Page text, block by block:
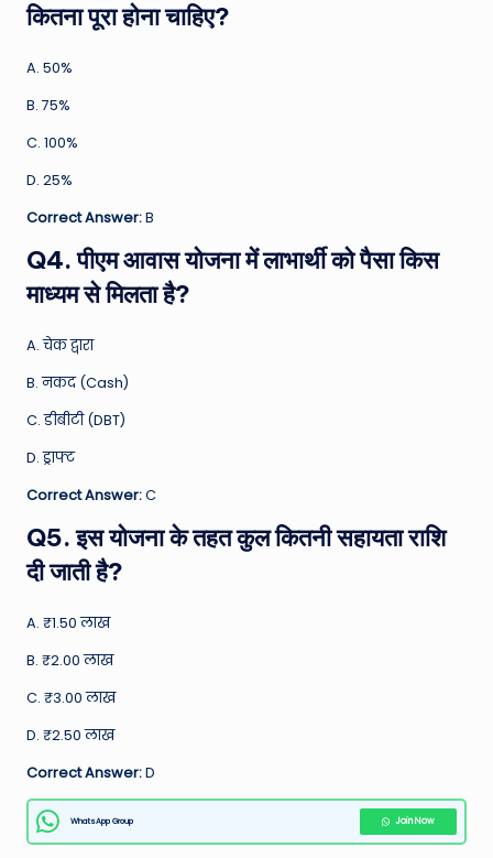
कितना पूरा होना चाहिए?
A. 50%
B. 75%
C. 100%
D. 25%
Correct Answer:B
Q4. पीएम आवास योजना में लाभार्थी को पैसा किस
माध्यम से मिलता है?
A. चेक द्वारा
B. नकद (Cash)
C. डीबीटी (DBT)
D. ड्राफ्ट
Correct Answer:C
Q5. इस योजना के तहत कुल कितनी सहायता राशि
दी जाती है?
A. ₹1.50 लाख
B. ₹2.00 लाख
C. ₹3.00 लाख
D. ₹2.50 लाख
Correct Answer:D
WhatsApp Group Join Now